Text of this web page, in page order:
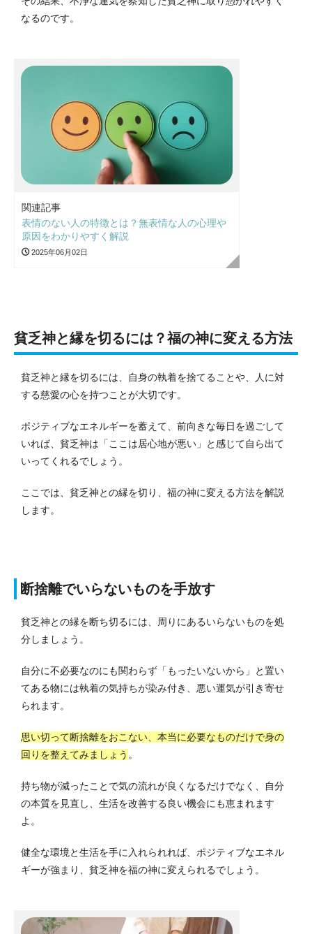
なるのです。
関連記事
表情のない人の特徴とは？無表情な人の心理や
原因をわかりやすく解説
2025年06月02日
貧乏神と縁を切るには？福の神に変える方法
貧乏神と縁を切るには、自身の執着を捨てることや、人に対
する慈愛の心を持つことが大切です。
ポジティブなエネルギーを蓄えて、前向きな毎日を過ごして
いれば、貧乏神は「ここは居心地が悪い」と感じて自ら出て
いってくれるでしょう。
ここでは、貧乏神との縁を切り、福の神に変える方法を解説
します。
断捨離でいらないものを手放す
貧乏神との縁を断ち切るには、周りにあるいらないものを処
分しましょう。
自分に不必要なのにも関わらず「もったいないから」と置い
てある物には執着の気持ちが染み付き、悪い運気が引き寄せ
られます。
思い切って断捨離をおこない、本当に必要なものだけで身の
回りを整えてみましょう 。
持ち物が減ったことで気の流れが良くなるだけでなく、自分
の本質を見直し、生活を改善する良い機会にも恵まれます
よ。
健全な環境と生活を手に入れられれば、ポジティブなエネル
ギーが強まり、貧乏神を福の神に変えられるでしょう。